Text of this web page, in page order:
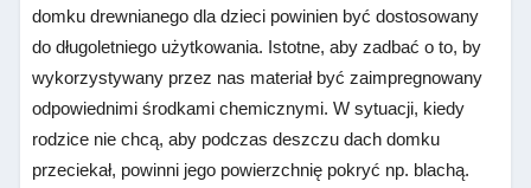
domku drewnianego dla dzieci powinien być dostosowany
do długoletniego użytkowania. Istotne, aby zadbać o to, by
wykorzystywany przez nas materiał być zaimpregnowany
odpowiednimi środkami chemicznymi. W sytuacji, kiedy
rodzice nie chcą, aby podczas deszczu dach domku
przeciekał, powinni jego powierzchnię pokryć np. blachą.